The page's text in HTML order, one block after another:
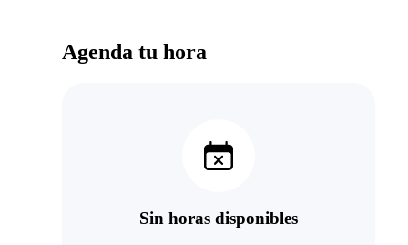
Agenda tu hora
Sin horas disponibles